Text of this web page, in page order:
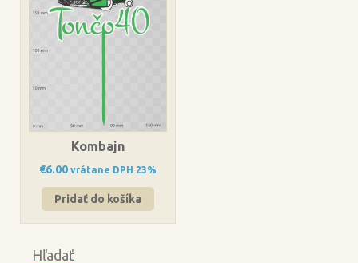
Kombajn
€6.00 vrátane DPH 23%
Pridať do košíka
Hľadať